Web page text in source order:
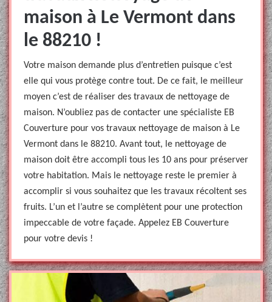
maison à Le Vermont dans
le 88210 !
Votre maison demande plus d’entretien puisque c’est
elle qui vous protège contre tout. De ce fait, le meilleur
moyen c’est de réaliser des travaux de nettoyage de
maison. N’oubliez pas de contacter une spécialiste EB
Couverture pour vos travaux nettoyage de maison à Le
Vermont dans le 88210. Avant tout, le nettoyage de
maison doit être accompli tous les 10 ans pour préserver
votre habitation. Mais le nettoyage reste le premier à
accomplir si vous souhaitez que les travaux récoltent ses
fruits. L’un et l’autre se complètent pour une protection
impeccable de votre façade. Appelez EB Couverture
pour votre devis !